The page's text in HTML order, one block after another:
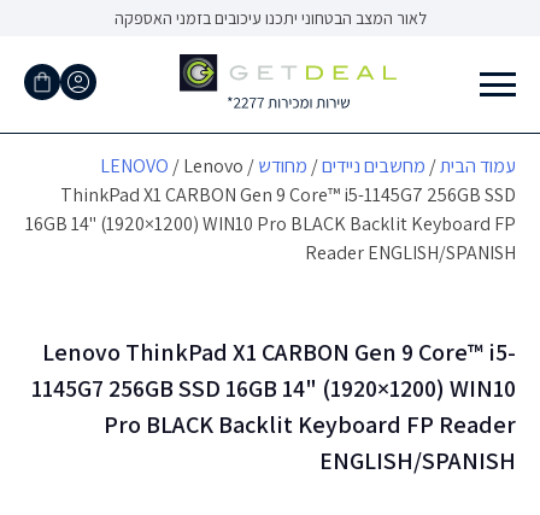
content
לאור המצב הבטחוני יתכנו עיכובים בזמני האספקה
עמוד הבית/ מחשבים ניידים/ מחודש/
LENOVO / Lenovo
ThinkPad X1 CARBON Gen 9 Core™ i5-1145G7 256GB SSD
16GB 14" (1920×1200) WIN10 Pro BLACK Backlit Keyboard FP
Reader ENGLISH/SPANISH
Lenovo ThinkPad X1 CARBON Gen 9 Core™ i5-
1145G7 256GB SSD 16GB 14" (1920×1200) WIN10
Pro BLACK Backlit Keyboard FP Reader
ENGLISH/SPANISH